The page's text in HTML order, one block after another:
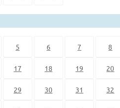
5 6 7 8
17 18 19 20
29 30 31 32